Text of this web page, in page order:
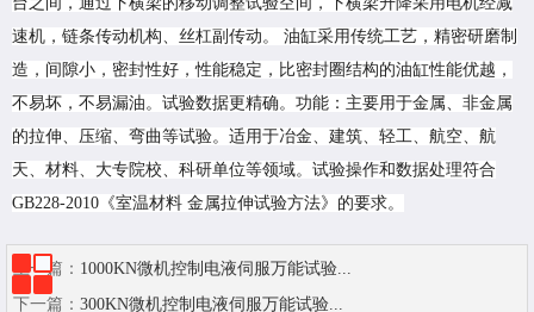
速机，链条传动机构、丝杠副传动。 油缸采用传统工艺，精密研磨制
造，间隙小，密封性好，性能稳定，比密封圈结构的油缸性能优越，
不易坏，不易漏油。试验数据更精确。功能：主要用于金属、非金属
的拉伸、压缩、弯曲等试验。适用于冶金、建筑、轻工、航空、航
天、材料、大专院校、科研单位等领域。试验操作和数据处理符合
GB228-2010《室温材料 金属拉伸试验方法》的要求。
上一篇： 1000KN微机控制电液伺服万能试验...
下一篇： 300KN微机控制电液伺服万能试验...